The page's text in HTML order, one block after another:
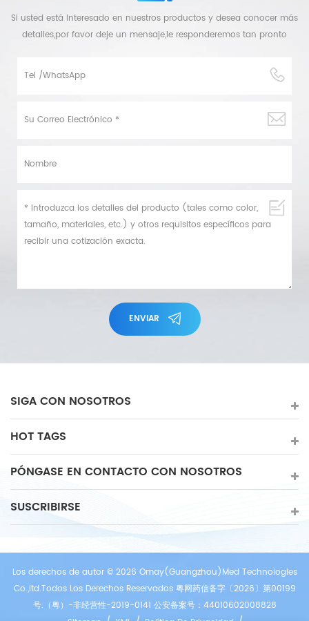
Si usted está interesado en nuestros productos y desea conocer más
detalles,por favor deje un mensaje,le responderemos tan pronto
ENVIAR
SIGA CON NOSOTROS
HOT TAGS
PÓNGASE EN CONTACTO CON NOSOTROS
SUSCRIBIRSE
Los derechos de autor © 2026 Omay(Guangzhou)Med Technologies
Co.,ltd.Todos Los Derechos Reservados 粤网药信备字〔2026〕第00199
号.（粤）-非经营性-2019-0141 公安备案号：44010602008828